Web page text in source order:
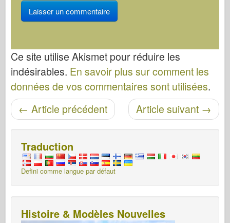
Ce site utilise Akismet pour réduire les
indésirables. En savoir plus sur comment les
données de vos commentaires sont utilisées.
Navigation entre les articles Article suivant →
← Article précédent
Traduction
Defini comme langue par défaut
Histoire & Modèles Nouvelles